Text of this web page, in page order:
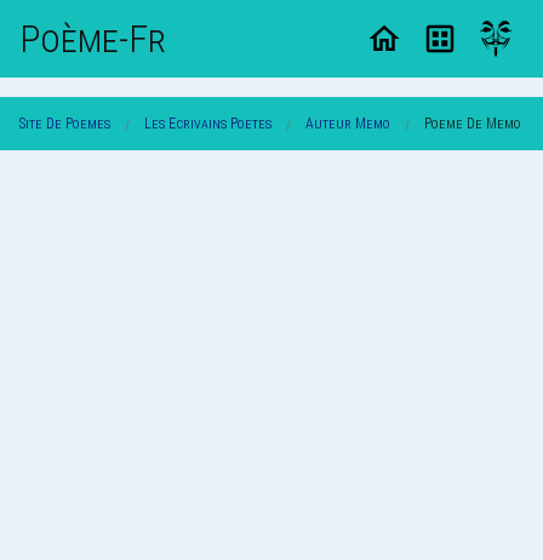
Poème-Fr
Site De Poemes Les Ecrivains Poetes Auteur Memo Poeme De Memo